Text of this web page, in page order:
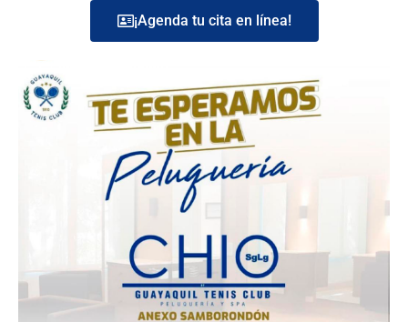
¡Agenda tu cita en línea!